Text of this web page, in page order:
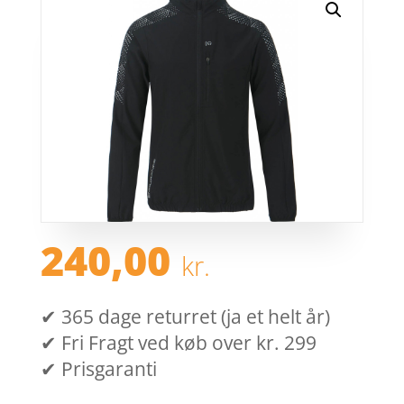
240,00 kr.
✔ 365 dage returret (ja et helt år)
✔ Fri Fragt ved køb over kr. 299
✔ Prisgaranti